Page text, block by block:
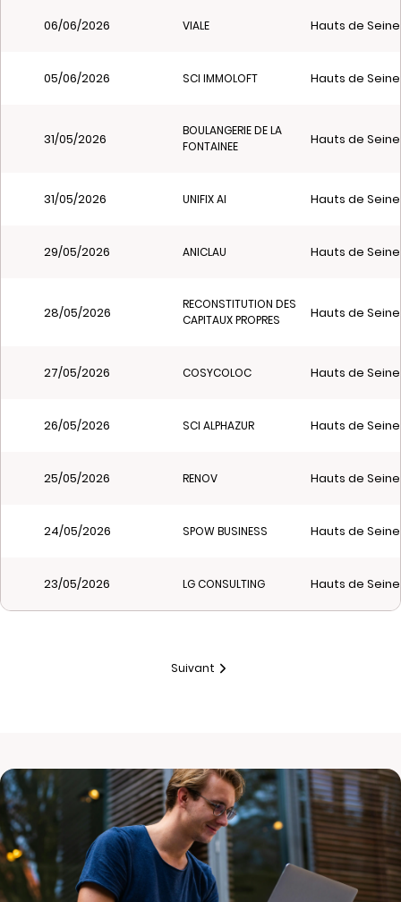
06/06/2026 VIALE Hauts de
05/06/2026 SCI IMMOLOFT Hauts de
31/05/2026
BOULANGERIE DE LA
FONTAINEE
Hauts de
31/05/2026 UNIFIX AI Hauts de
29/05/2026 ANICLAU Hauts de
28/05/2026
RECONSTITUTION DES
CAPITAUX PROPRES
Hauts de
27/05/2026 COSYCOLOC Hauts de
26/05/2026 SCI ALPHAZUR Hauts de
25/05/2026 RENOV Hauts de
24/05/2026 SPOW BUSINESS Hauts de
23/05/2026 LG CONSULTING Hauts de
Suivant